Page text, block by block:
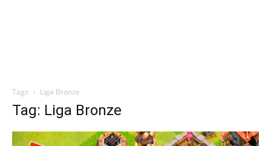
Tags Liga Bronze
Tag: Liga Bronze